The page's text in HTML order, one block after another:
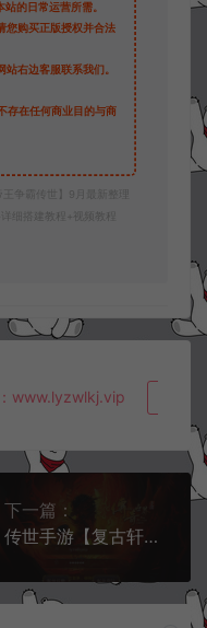
的日常运营所需。
您购买正版授权并合法
右边客服联系我们。
存在任何商业目的与商
争霸传世】9月最新整理
细搭建教程+视频教程
www.lyzwlkj.vip
下一篇：
传世手游【复古轩辕传世骑战版】9月最新整理Linux手工服务端+明文资源+GM授权后台+安卓苹果双端+详细搭建教程+视频教程